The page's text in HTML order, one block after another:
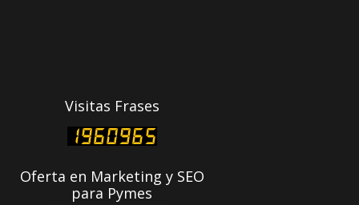
Visitas Frases
Oferta en Marketing y SEO
para Pymes